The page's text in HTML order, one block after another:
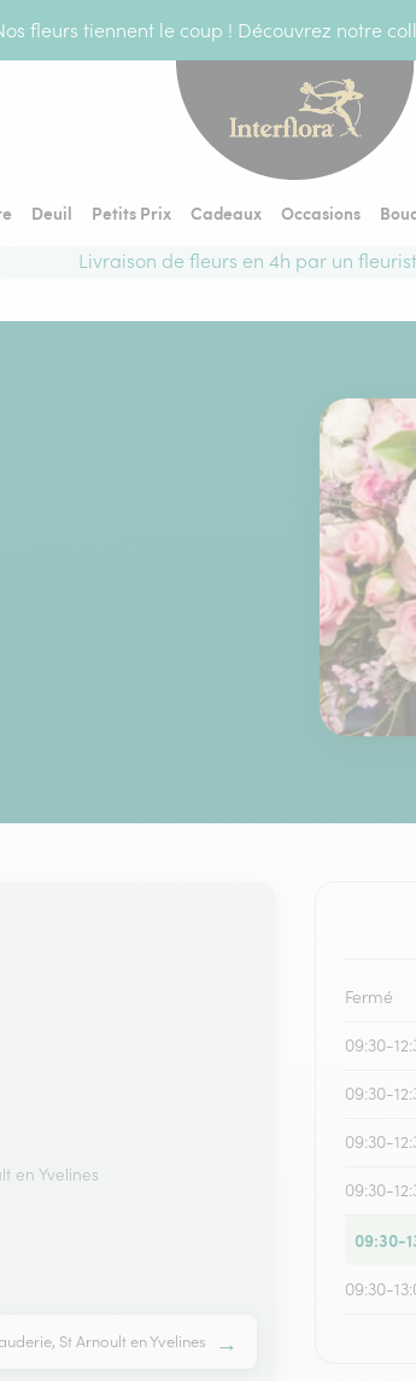
fleurs tiennent le coup ! Découvrez notre
Deuil Petits Prix Cadeaux Occasions
Livraison de fleurs en 4h par un
en Yvelines
St Arnoult en Yvelines →
Fermé
09:30-
09:30-
09:30-
09:30-
09:30-
09:30-